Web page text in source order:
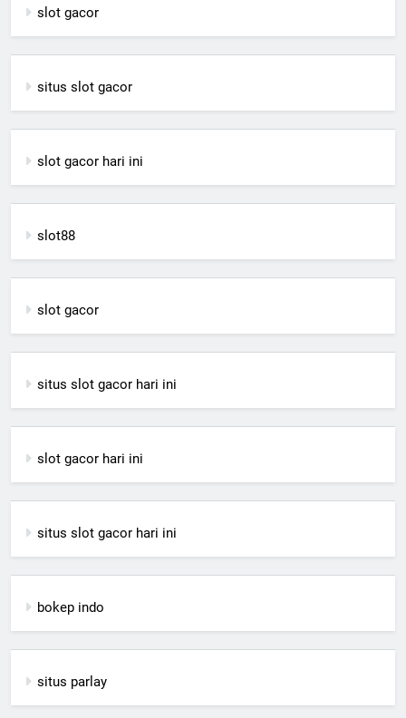
slot gacor
situs slot gacor
slot gacor hari ini
slot88
slot gacor
situs slot gacor hari ini
slot gacor hari ini
situs slot gacor hari ini
bokep indo
situs parlay